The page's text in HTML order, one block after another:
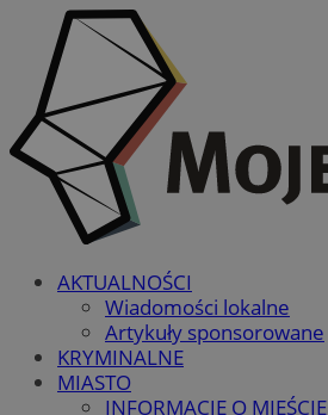
AKTUALNOŚCI
Wiadomości lokalne
Artykuły sponsorowane
KRYMINALNE
MIASTO
INFORMACJE O MIEŚCIE